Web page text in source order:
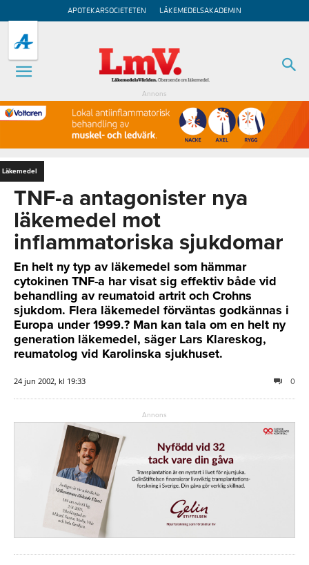
APOTEKARSOCIETETEN LÄKEMEDELSAKADEMIN
Annons
Läkemedel
TNF-a antagonister nya
läkemedel mot
inflammatoriska sjukdomar
En helt ny typ av läkemedel som hämmar
cytokinen TNF-a har visat sig effektiv både vid
behandling av reumatoid artrit och Crohns
sjukdom. Flera läkemedel förväntas godkännas i
Europa under 1999.? Man kan tala om en helt ny
generation läkemedel, säger Lars Klareskog,
reumatolog vid Karolinska sjukhuset.
24 jun 2002, kl 19:33 0
Annons